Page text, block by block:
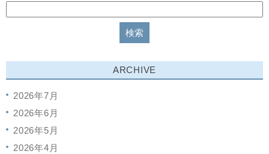
ARCHIVE
2026年7月
2026年6月
2026年5月
2026年4月